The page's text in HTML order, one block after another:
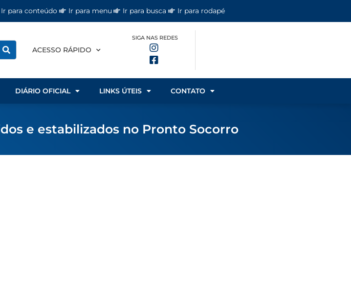
Ir para conteúdo Ir para menu Ir para busca Ir para rodapé
ACESSO RÁPIDO
SIGA NAS REDES
DIÁRIO OFICIAL LINKS ÚTEIS CONTATO
e estabilizados no Pronto Socorro